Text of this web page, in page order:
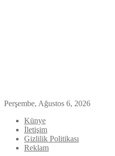
Perşembe, Ağustos 6, 2026
Künye
İletişim
Gizlilik Politikası
Reklam